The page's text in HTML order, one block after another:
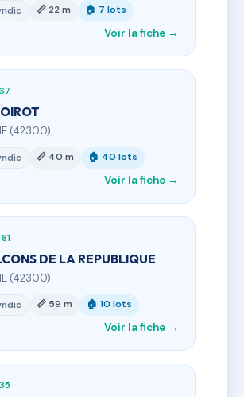
📏 22 m 🏠 7 lots
Voir la fiche →
(42300)
📏 40 m 🏠 40 lots
Voir la fiche →
DE LA REPUBLIQUE
(42300)
📏 59 m 🏠 10 lots
Voir la fiche →